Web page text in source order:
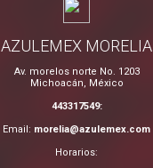
AZULEMEX MORELIA
Av. morelos norte No. 1203
Michoacán, México
443317549:
Email: morelia@azulemex.com
Horarios: